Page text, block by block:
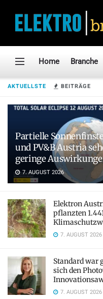
AKTUELLSTE BEITRÄGE
Partielle
und PV&B Austria
geringe
7. AUGUST 2026
Elektron
pflanzten
7. AUGUST 2026
Standard war
sich den
7. AUGUST 2026
Home Branche